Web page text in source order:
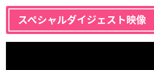
スペシャルダイジェスト映像